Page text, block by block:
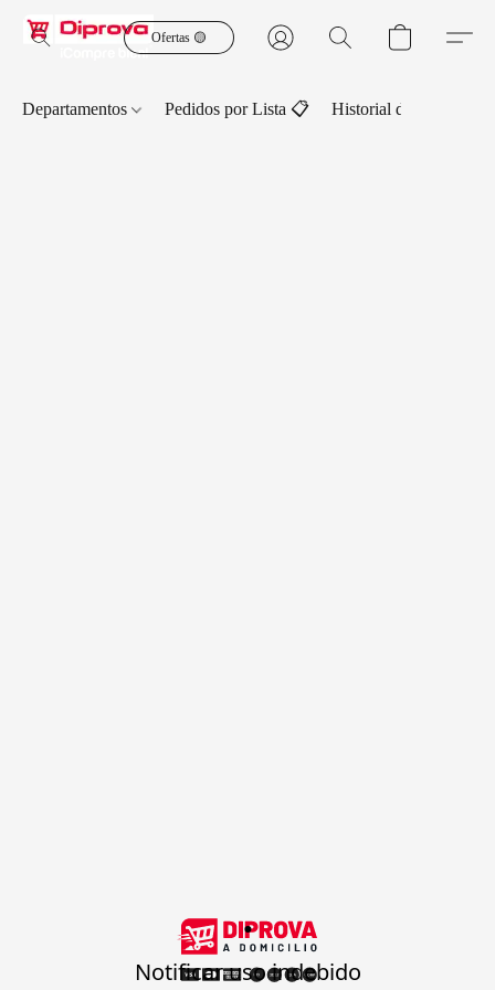
Ofertas 🟡
Departamentos Pedidos por Lista 📋 Historial de Pedidos
.
Notificar uso indebido